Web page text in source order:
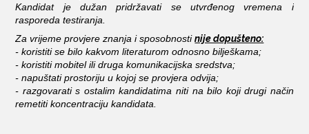
Kandidat je dužan pridržavati se utvrđenog vremena i
rasporeda testiranja.
Za vrijeme provjere znanja i sposobnostinije dopušteno:
- koristiti se bilo kakvom literaturom odnosno bilješkama;
- koristiti mobitel ili druga komunikacijska sredstva;
- napuštati prostoriju u kojoj se provjera odvija;
- razgovarati s ostalim kandidatima niti na bilo koji drugi način
remetiti koncentraciju kandidata.